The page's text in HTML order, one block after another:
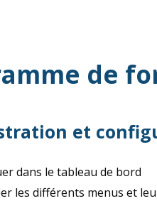
de
et
dans le tableau de bord
les différents menus et